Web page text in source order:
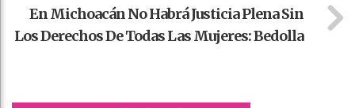
En Michoacán No Habrá Justicia Plena Sin
Los Derechos De Todas Las Mujeres: Bedolla